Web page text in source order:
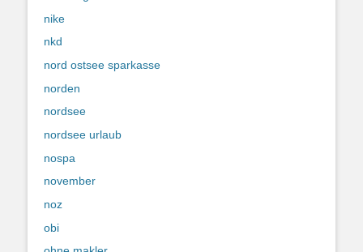
nike
nkd
nord ostsee sparkasse
norden
nordsee
nordsee urlaub
nospa
november
noz
obi